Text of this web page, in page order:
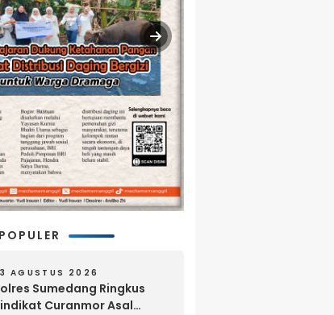
AGUSTUS 2026
Sumedang Ringkus
Curanmor Asal